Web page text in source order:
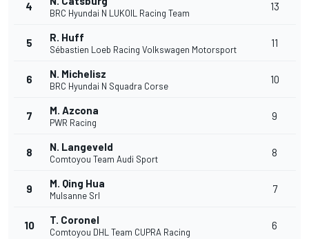
4
BRC Hyundai N LUKOIL Racing Team
13
5 R. Huff
Sébastien Loeb Racing Volkswagen Motorsport
11
6 N. Michelisz
BRC Hyundai N Squadra Corse
10
7 M. Azcona
PWR Racing
9
8 N. Langeveld
Comtoyou Team Audi Sport
8
9 M. Qing Hua
Mulsanne Srl
7
10 T. Coronel
Comtoyou DHL Team CUPRA Racing
6